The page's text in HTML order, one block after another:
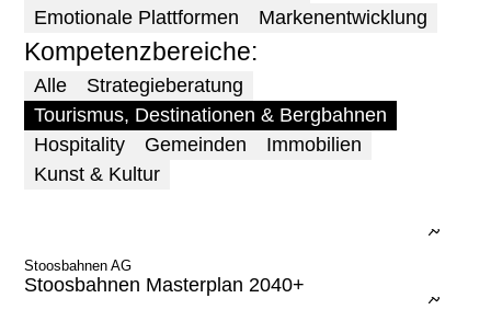
Strategieentwicklung für Gemeinden
Entwicklung Tourismusstrategie
Place Brands
Destination Design
Kompetenzbereiche
Emotionale Plattformen
Markenentwicklung
Kompetenzbereiche
Alle
Strategieberatung
Tourismus, Destinationen & Bergbahnen
Hospitality
Gemeinden
Immobilien
Kunst & Kultur
Stoosbahnen AG
Stoosbahnen Masterplan 2040+